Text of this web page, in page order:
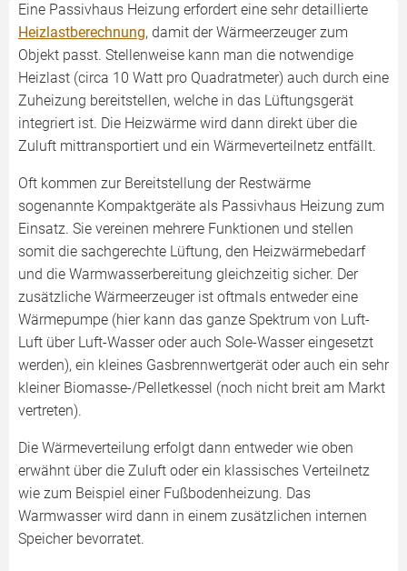
Eine Passivhaus Heizung erfordert eine sehr detaillierte
Heizlastberechnung, damit der Wärmeerzeuger zum
Objekt passt. Stellenweise kann man die notwendige
Heizlast (circa 10 Watt pro Quadratmeter) auch durch eine
Zuheizung bereitstellen, welche in das Lüftungsgerät
integriert ist. Die Heizwärme wird dann direkt über die
Zuluft mittransportiert und ein Wärmeverteilnetz entfällt.
Oft kommen zur Bereitstellung der Restwärme
sogenannte Kompaktgeräte als Passivhaus Heizung zum
Einsatz. Sie vereinen mehrere Funktionen und stellen
somit die sachgerechte Lüftung, den Heizwärmebedarf
und die Warmwasserbereitung gleichzeitig sicher. Der
zusätzliche Wärmeerzeuger ist oftmals entweder eine
Wärmepumpe (hier kann das ganze Spektrum von Luft-
Luft über Luft-Wasser oder auch Sole-Wasser eingesetzt
werden), ein kleines Gasbrennwertgerät oder auch ein sehr
kleiner Biomasse-/Pelletkessel (noch nicht breit am Markt
vertreten).
Die Wärmeverteilung erfolgt dann entweder wie oben
erwähnt über die Zuluft oder ein klassisches Verteilnetz
wie zum Beispiel einer Fußbodenheizung. Das
Warmwasser wird dann in einem zusätzlichen internen
Speicher bevorratet.